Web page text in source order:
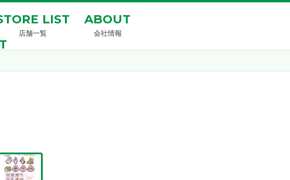
LIST
店舗一覧
ABOUT
会社情報